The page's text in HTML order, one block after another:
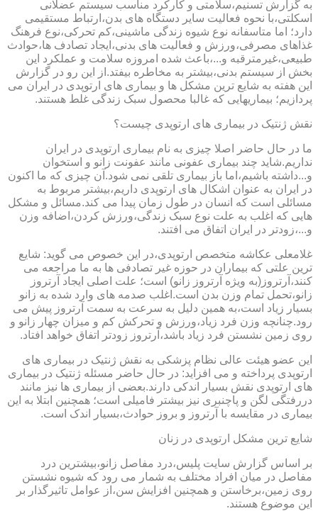
به گزارش تسنیم،سلامتی و کارکرد مناسب سیستم عضلانی
اسکلتی،با نحوه فعالیت سایر دستگاه های بدن،ارتباط مستقیمی
دارد؛ اما متاسفانه نوع شیوه زندگی ماشینی،کم تحرکی،نوع فرهنگ
غذاهای مصرفی،ورزش و فعالیت های بدنی،ایجاد تصادف ها،حوادث
طبیعی،غیرمترقبه و...،باعث شده امروزه سلامت و عملکرد این
بخش از سیستم بدنی،بیشتر به مخاطره بیفتد.از این رو در گزارش
این هفته به شایع ترین مشکل ها و بیماری های ارتوپدی در ایران می
پردازیم؛ بیماریهایی که غالبا محصول سبک زندگی غلط هستند.
نقش ژنتیک در بیماری های ارتوپدی چیست؟
ما در حال حاضر اصلا چیزی به نام بیماری ارتوپدی در ایران
نداریم.شاید چند بیماری عفونی مانند عفونت زانو و استخوان
و...داشته باشیم،اما باز بیماری تلقی نمی شود.آن چیزی که ما اکنون
در ایران به عنوان اشکال های ارتوپدی داریم،بیشتر مربوط به
مسائلی است که انسان در طول زمان پیدا می کند.مسائل و مشکل
هایی که اغلب به علت نوع سبک زندگی،ورزش کردن،اضافه وزن
و...،زودتر در ایران اتفاق می افتند.
غلامعلی عکاشه متخصص ارتوپدی،در این خصوص می گوید: شایع
ترین علتی که بیماران در حوزه غیر تصادفی ها به ما مراجعه می
کنند،آرتروز(به ویژه آرتروز زانو) است؛ علت اصلی ایجاد آرتروز
زانو،تحمل تمام وزن بدن است.اغلب صدمه های وارد شده به زانو
بسیار زیاد است،به همین دلیل به سرعت به سمت آرتروز پیش می
رود.چنانچه وزن فرد زیاد،ورزش و تحرکش کم و میزان چهار زانو و
روی زمین نشستن فرد زیاد باشد،آرتروز زودتر اتفاق خواهد افتاد.
این عضو هیئت عالی نظام پزشکی به نقش ژنتیک در بیماری های
ارتوپدی پرداخته و می افزاید: در حال حاضر مسئله ژنتیک در بیماری
های ارتوپدی نقش بسیار اندکی دارند.بعضی از بیماری ها نیز مانند
دررفتگی لگن و پاچنبری نیز بیشتر فامیلی است؛ همچنین ابتلا به این
بیماری در مقایسه با آرتروز و بروز حوادث،بسیار اندک است.
شایع ترین مشکل ارتوپدی در زنان
بر اساس گزارش سایت پلیس،درد مفاصل زانو،بیشترین درد
مفاصل در میان افراد مختلف به شمار می رود که شیوه نشستن
روی زمین،برخاستن و همچنین افزایش سن،از عوامل تاثیرگذار بر
این موضوع هستند.